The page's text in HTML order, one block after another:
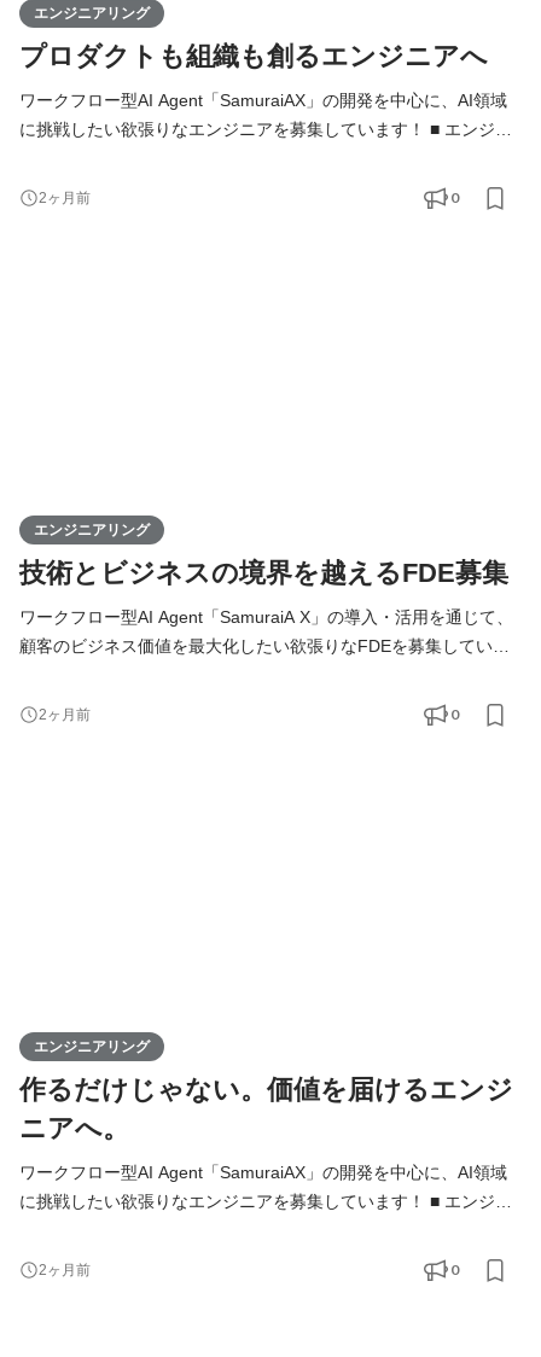
エンジニアリング
プロダクトも組織も創るエンジニアへ
ワークフロー型AI Agent「SamuraiAX」の開発を中心に、AI領域
に挑戦したい欲張りなエンジニアを募集しています！ ■ エンジニ
トと事業を前に進める当事者です。 基本的には全員がフルスタッ
クエンジニアとして、バックエンド・フロントエンド・AI・イン
2ヶ月前 0
エンジニアリング
技術とビジネスの境界を越えるFDE募集
ワークフロー型AI Agent「SamuraiA X」の導入・活用を通じて、
顧客のビジネス価値を最大化したい欲張りなFDEを募集していま
（Forward）に配置された（Deployed）エンジニア」という意味
で、お客さまとの最前線に立ち、顧客課題を真に理解し、プロダ
2ヶ月前 0
エンジニアリング
作るだけじゃない。価値を届けるエンジ
ニアへ。
ワークフロー型AI Agent「SamuraiAX」の開発を中心に、AI領域
に挑戦したい欲張りなエンジニアを募集しています！ ■ エンジニ
トと事業を前に進める当事者です。 基本的には全員がフルスタッ
クエンジニアとして、バックエンド・フロントエンド・AI・イン
2ヶ月前 0